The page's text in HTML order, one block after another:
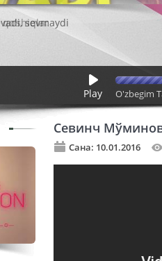
sevmaydi
Play O'zbegim
Севинч
Сана: 10.01.2016